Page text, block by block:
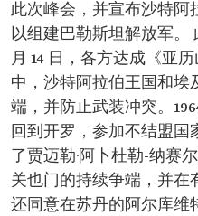
此次峰会，并宣布沙特阿
以组建巴勒斯坦解放军。
月 14 日，各方达成《亚
中，沙特阿拉伯王国和埃
端，并防止武装冲突。
回到开罗，参加不结盟
了贾迈勒·阿卜杜勒-纳赛
关也门的持续争端，并在
还同意在苏丹的阿尔库维